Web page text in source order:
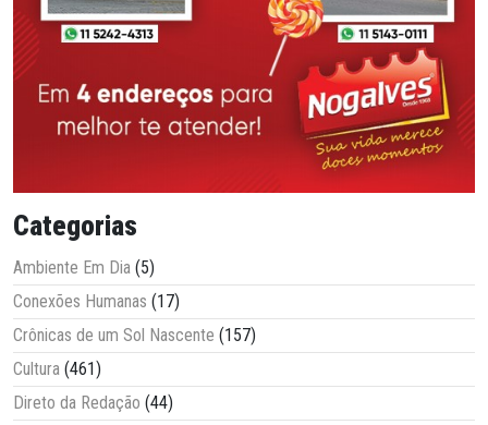
Categorias
Ambiente Em Dia (5)
Conexões Humanas (17)
Crônicas de um Sol Nascente (157)
Cultura (461)
Direto da Redação (44)